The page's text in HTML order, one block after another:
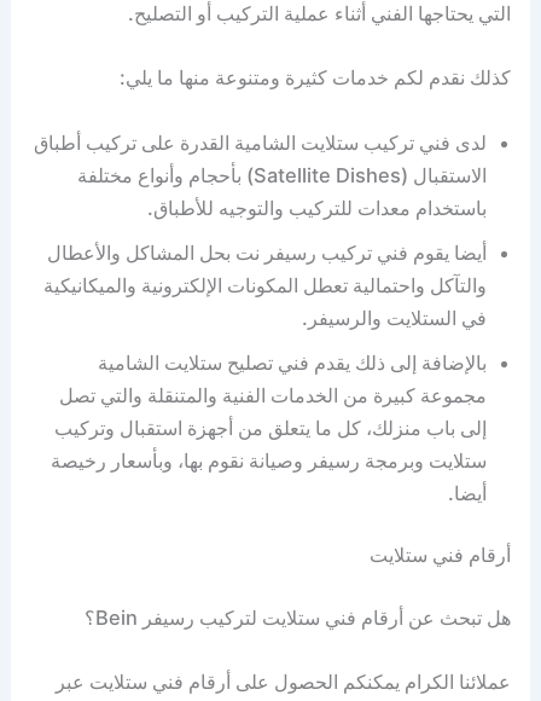
التي يحتاجها الفني أثناء عملية التركيب أو التصليح.
كذلك نقدم لكم خدمات كثيرة ومتنوعة منها ما يلي:
لدى فني تركيب ستلايت الشامية القدرة على تركيب أطباق
الاستقبال (Satellite Dishes) بأحجام وأنواع مختلفة
باستخدام معدات للتركيب والتوجيه للأطباق.
أيضا يقوم فني تركيب رسيفر نت بحل المشاكل والأعطال
والتآكل واحتمالية تعطل المكونات الإلكترونية والميكانيكية
في الستلايت والرسيفر.
بالإضافة إلى ذلك يقدم فني تصليح ستلايت الشامية
مجموعة كبيرة من الخدمات الفنية والمتنقلة والتي تصل
إلى باب منزلك، كل ما يتعلق من أجهزة استقبال وتركيب
ستلايت وبرمجة رسيفر وصيانة نقوم بها، وبأسعار رخيصة
أيضا.
أرقام فني ستلايت
هل تبحث عن أرقام فني ستلايت لتركيب رسيفر Bein؟
عملائنا الكرام يمكنكم الحصول على أرقام فني ستلايت عبر